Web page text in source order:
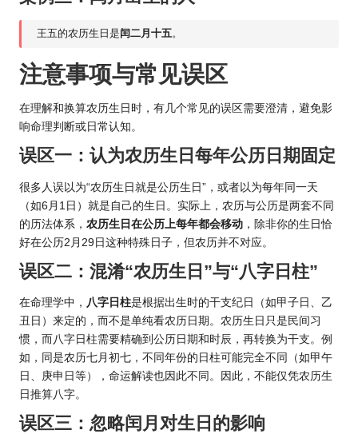
王五的农历生日是闰二月十五。
注意事项与常见误区
在理解和换算农历生日时，有几个常见的误区需要澄清，避免影
响命理判断或日常认知。
误区一：认为农历生日每年公历日期固定
很多人误以为“农历生日就是公历生日”，或者以为每年同一天
（如6月1日）就是自己的生日。实际上，农历与公历是两套不同
的历法体系， 农历生日在公历上每年都会移动 ，除非你的生日恰
好在公历2月29日这种特殊日子，但农历并不对应。
误区二：混淆“农历生日”与“八字日柱”
在命理学中， 八字日柱是根据出生时的干支纪日（如甲子日、乙
丑日）来定的，而不是单纯看农历日期。农历生日只是民间习
惯，而八字日柱需要精确到公历日期和时辰，再转换为干支。例
如，同是农历七月初七，不同年份的日柱可能完全不同（如甲午
日、庚申日等），命运解读也因此不同。因此，不能仅凭农历生
日推算八字。
误区三：忽略闰月对生日的影响